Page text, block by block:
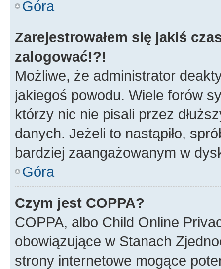
Góra
Zarejestrowałem się jakiś
zalogować!?!
Możliwe, że administrator
jakiegoś powodu. Wiele forów
którzy nic nie pisali przez
danych. Jeżeli to nastąpiło,
bardziej zaangażowanym w
Góra
Czym jest COPPA?
COPPA, albo Child Online
obowiązujące w Stanach
strony internetowe mogące